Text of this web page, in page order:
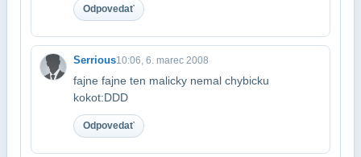
Odpovedať
Serrious10:06, 6. marec 2008
fajne fajne ten malicky nemal chybicku
kokot:DDD
Odpovedať